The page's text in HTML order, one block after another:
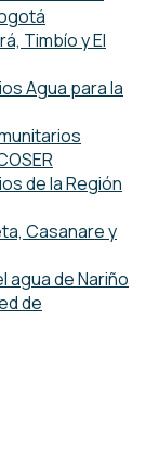
Timbío y El
Agua para la
de la Región
Casanare y
de Nariño
de